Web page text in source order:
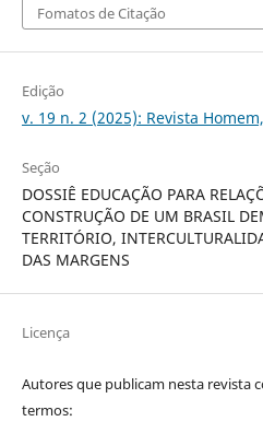
Fomatos de Citação
Edição
v. 19 n. 2 (2025): Revista
Seção
DOSSIÊ EDUCAÇÃO PARA
CONSTRUÇÃO DE UM BRASIL
TERRITÓRIO,
DAS MARGENS
Licença
Autores que publicam nesta revista
termos: